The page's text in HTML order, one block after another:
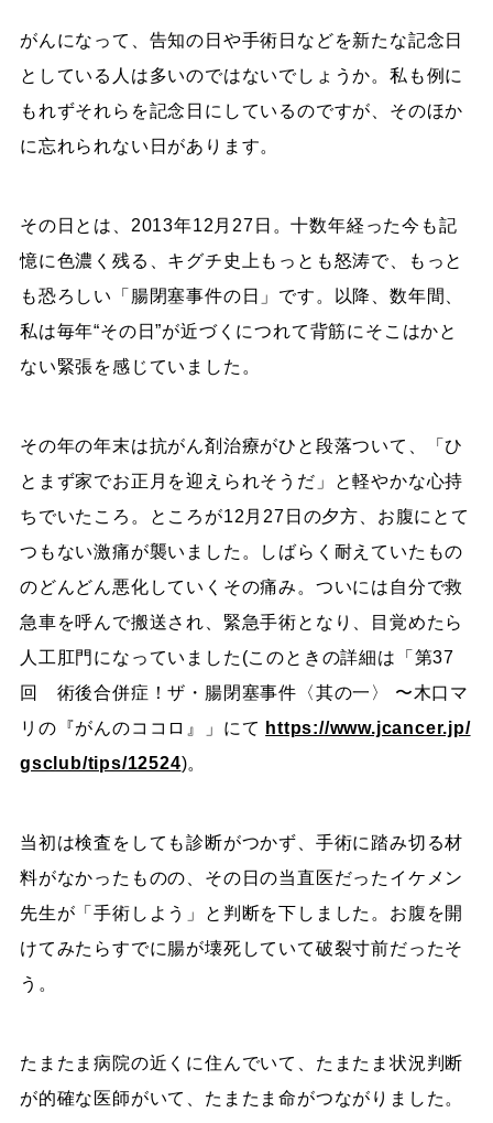
がんになって、告知の日や手術日などを新たな記念日
としている人は多いのではないでしょうか。私も例に
もれずそれらを記念日にしているのですが、そのほか
に忘れられない日があります。
その日とは、2013年12月27日。十数年経った今も記
憶に色濃く残る、キグチ史上もっとも怒涛で、もっと
も恐ろしい「腸閉塞事件の日」です。以降、数年間、
私は毎年“その日”が近づくにつれて背筋にそこはかと
ない緊張を感じていました。
その年の年末は抗がん剤治療がひと段落ついて、「ひ
とまず家でお正月を迎えられそうだ」と軽やかな心持
ちでいたころ。ところが12月27日の夕方、お腹にとて
つもない激痛が襲いました。しばらく耐えていたもの
のどんどん悪化していくその痛み。ついには自分で救
急車を呼んで搬送され、緊急手術となり、目覚めたら
人工肛門になっていました(このときの詳細は「第37
回 術後合併症！ザ・腸閉塞事件〈其の一〉 〜木口マ
リの『がんのココロ』」にて https://www.jcancer.jp/
gsclub/tips/12524)。
当初は検査をしても診断がつかず、手術に踏み切る材
料がなかったものの、その日の当直医だったイケメン
先生が「手術しよう」と判断を下しました。お腹を開
けてみたらすでに腸が壊死していて破裂寸前だったそ
う。
たまたま病院の近くに住んでいて、たまたま状況判断
が的確な医師がいて、たまたま命がつながりました。